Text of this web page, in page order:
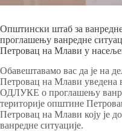
Општински штаб за
проглашењу ванредне
Петровац на Млави у
Обавештавамо вас да је на
Петровац на Млави уведена
ОДЛУКЕ о проглашењу
територије општине
Петровац на Млави коју је
ванредне ситуације.